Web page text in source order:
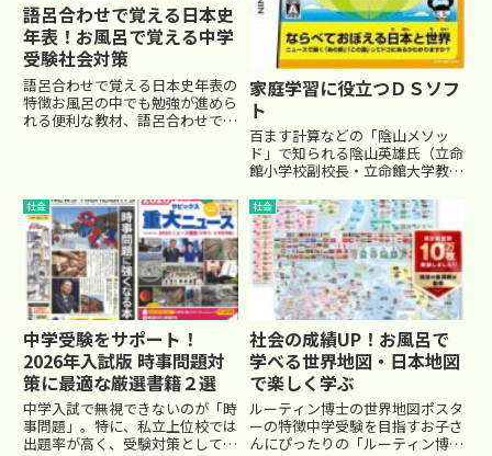
語呂合わせで覚える日本史
年表！お風呂で覚える中学
受験社会対策
語呂合わせで覚える日本史年表の
特徴お風呂の中でも勉強が進めら
れる便利な教材、語呂合わせで覚
呂合わせで楽しく覚えられるコ
ン...
家庭学習に役立つＤＳソフ
ト
百ます計算などの「陰山メソッ
ド」で知られる陰山英雄氏（立命
館小学校副校長・立命館大学教
ー）は、パソコン好きだが、テレ
ビゲームには全く興味がなかった
そうです。「百ます計算」が「ゲ
ーム感覚」といわれる事にも抵抗
感があ...
社会
中学受験をサポート！
2026年入試版 時事問題対
策に最適な厳選書籍２選
中学入試で無視できないのが「時
事問題」。特に、私立上位校では
出題率が高く、受験対策としてし
社会
社会の成績UP！お風呂で
学べる世界地図・日本地図
で楽しく学ぶ
ルーティン博士の世界地図ポスタ
ーの特徴中学受験を目指すお子さ
んにぴったりの「ルーティン博士